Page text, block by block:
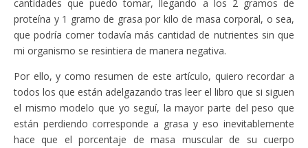
cantidades que puedo tomar, llegando a los 2 gramos de
proteína y 1 gramo de grasa por kilo de masa corporal, o sea,
que podría comer todavía más cantidad de nutrientes sin que
mi organismo se resintiera de manera negativa.
Por ello, y como resumen de este artículo, quiero recordar a
todos los que están adelgazando tras leer el libro que si siguen
el mismo modelo que yo seguí, la mayor parte del peso que
están perdiendo corresponde a grasa y eso inevitablemente
hace que el porcentaje de masa muscular de su cuerpo